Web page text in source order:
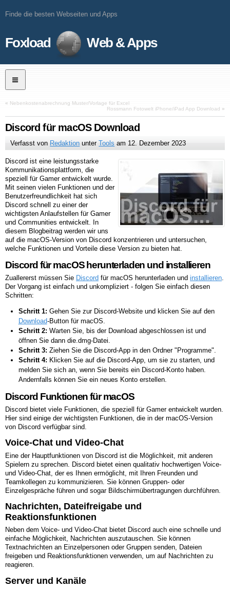
Finde die besten Webseiten und Apps
Foxload Web & Apps
« Nebenkostenabrechnung Muster/Vorlage für Excel
Rossmann Fotowelt iPhone/iPad App Download »
Discord für macOS Download
Verfasst von Redaktion unterTools am 12. Dezember 2023
Discord ist eine leistungsstarke
Kommunikationsplattform, die
speziell für Gamer entwickelt wurde.
Mit seinen vielen Funktionen und der
Benutzerfreundlichkeit hat sich
Discord schnell zu einer der
wichtigsten Anlaufstellen für Gamer
und Communities entwickelt. In
diesem Blogbeitrag werden wir uns
auf die macOS-Version von Discord konzentrieren und untersuchen,
welche Funktionen und Vorteile diese Version zu bieten hat.
Discord für macOS herunterladen und installieren
Zuallererst müssen Sie Discord für macOS herunterladen und installieren
Der Vorgang ist einfach und unkompliziert - folgen Sie einfach diesen
Schritten:
Schritt 1: Gehen Sie zur Discord-Website und klicken Sie auf den
Download-Button für macOS.
Schritt 2: Warten Sie, bis der Download abgeschlossen ist und
öffnen Sie dann die.dmg-Datei.
Schritt 3: Ziehen Sie die Discord-App in den Ordner "Programme".
Schritt 4: Klicken Sie auf die Discord-App, um sie zu starten, und
melden Sie sich an, wenn Sie bereits ein Discord-Konto haben.
Andernfalls können Sie ein neues Konto erstellen.
Discord Funktionen für macOS
Discord bietet viele Funktionen, die speziell für Gamer entwickelt wurden.
Hier sind einige der wichtigsten Funktionen, die in der macOS-Version
von Discord verfügbar sind.
Voice-Chat und Video-Chat
Eine der Hauptfunktionen von Discord ist die Möglichkeit, mit anderen
Spielern zu sprechen. Discord bietet einen qualitativ hochwertigen Voice-
und Video-Chat, der es Ihnen ermöglicht, mit Ihren Freunden und
Teamkollegen zu kommunizieren. Sie können Gruppen- oder
Einzelgespräche führen und sogar Bildschirmübertragungen durchführen.
Nachrichten, Dateifreigabe und
Reaktionsfunktionen
Neben dem Voice- und Video-Chat bietet Discord auch eine schnelle und
einfache Möglichkeit, Nachrichten auszutauschen. Sie können
Textnachrichten an Einzelpersonen oder Gruppen senden, Dateien
freigeben und Reaktionsfunktionen verwenden, um auf Nachrichten zu
reagieren.
Server und Kanäle